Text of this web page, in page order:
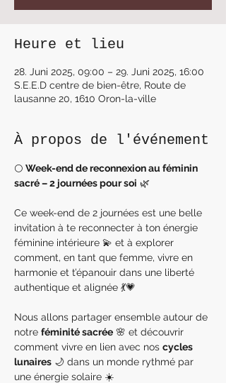
Heure et lieu
28. Juni 2025, 09:00 – 29. Juni 2025, 16:00
S.E.E.D centre de bien-être, Route de
lausanne 20, 1610 Oron-la-ville
À propos de l'événement
🌕 Week-end de reconnexion au féminin
sacré – 2 journées pour soi 🌿
Ce week-end de 2 journées est une belle
invitation à te reconnecter à ton énergie
féminine intérieure 💫 et à explorer
comment, en tant que femme, vivre en
harmonie et t’épanouir dans une liberté
authentique et alignée 💃💗
Nous allons partager ensemble autour de
notre féminité sacrée 🌸 et découvrir
comment vivre en lien avec nos cycles
lunaires 🌙 dans un monde rythmé par
une énergie solaire ☀️